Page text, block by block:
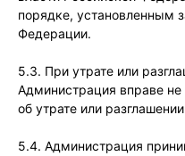
порядке, установленным
Федерации.
5.3. При утрате или
Администрация вправе
об утрате или
5.4. Администрация